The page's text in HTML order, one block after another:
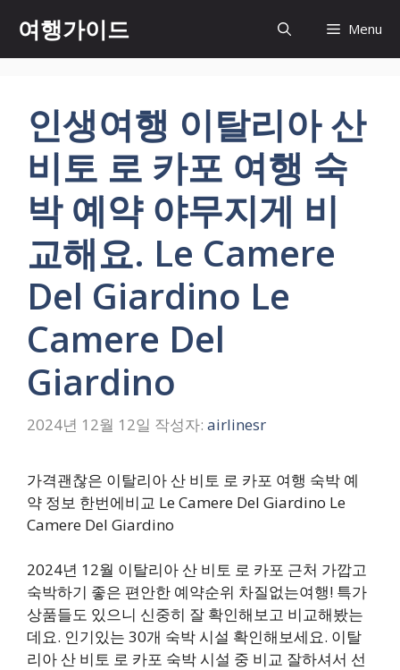
츠
여행가이드 Menu
인생여행 이탈리아 산
비토 로 카포 여행 숙
박 예약 야무지게 비
교해요. Le Camere
Del Giardino Le
Camere Del
Giardino
2024년 12월 12일 작성자: airlinesr
가격괜찮은 이탈리아 산 비토 로 카포 여행 숙박 예
약 정보 한번에비교 Le Camere Del Giardino Le
Camere Del Giardino
2024년 12월 이탈리아 산 비토 로 카포 근처 가깝고
숙박하기 좋은 편안한 예약순위 차질없는여행! 특가
상품들도 있으니 신중히 잘 확인해보고 비교해봤는
데요. 인기있는 30개 숙박 시설 확인해보세요. 이탈
리아 산 비토 로 카포 숙박 시설 중 비교 잘하셔서 선